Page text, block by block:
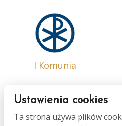
I Komunia
Ustawienia cookies
Ta strona używa plików